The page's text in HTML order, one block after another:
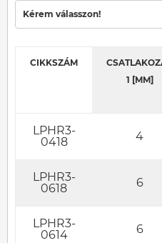
Kérem válasszon!
CIKKSZÁM
1 [MM]
LPHR3-
0418
4
LPHR3-
0618
6
LPHR3-
0614
6